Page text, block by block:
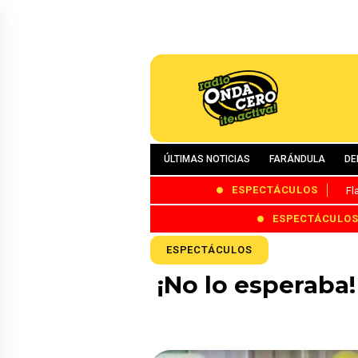
ÚLTIMAS NOTICIAS FARÁNDULA
ESPECTÁCULOS
ESPECTÁCULOS
ESPECTÁCULOS
¡No lo